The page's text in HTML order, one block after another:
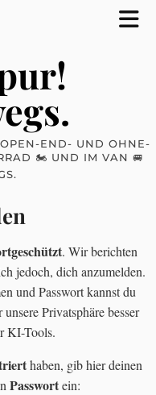
END- UND OHNE-
🏍 UND IM VAN 🚐
. Wir berichten
jedoch, dich anzumelden.
und Passwort kannst du
Privatsphäre besser
KI-Tools.
haben, gib hier deinen
Passwortein: